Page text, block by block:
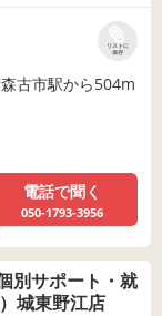
リストに
保存
古市駅から504m
電話で聞く
050-1793-3956
別サポート・就
城東野江店